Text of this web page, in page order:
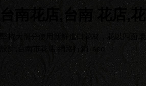
台南花店,台南 花店,
堅持大部分使用新鮮進口花材，花以四面
設計,台南市花店
網路行銷 seo